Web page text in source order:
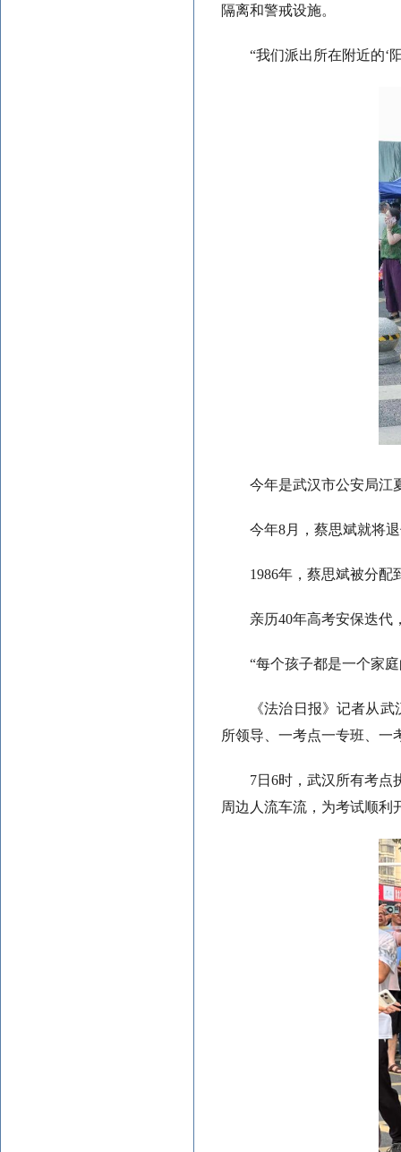
隔离和警戒设施。
“我们派出所在附近的‘
今年是武汉市公安局江
今年8月，蔡思斌就将
1986年，蔡思斌被分
亲历40年高考安保迭代
“每个孩子都是一个家
《法治日报》记者从
所领导、一考点一专班、一
7日6时，武汉所有考点
周边人流车流，为考试顺利